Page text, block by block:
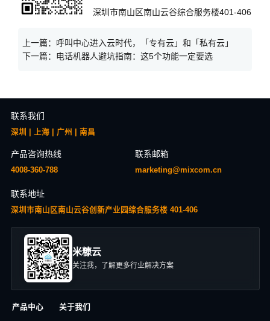
深圳市南山区南山云谷综合服务楼401-406
上一篇： 呼叫中心进入云时代，「专有云」和「私有云」
下一篇： 电话机器人避坑指南：这5个功能一定要选
联系我们
深圳 | 上海 | 广州 | 南昌
产品咨询热线
4008-360-788
联系邮箱
marketing@mixcom.cn
联系地址
深圳市南山区南山云谷创新产业园综合服务楼 401-406
米糠云
关注我，了解更多行业解决方案
产品中心 关于我们